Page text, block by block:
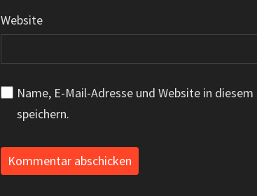
Website
Name, E-Mail-Adresse und Website in
speichern.